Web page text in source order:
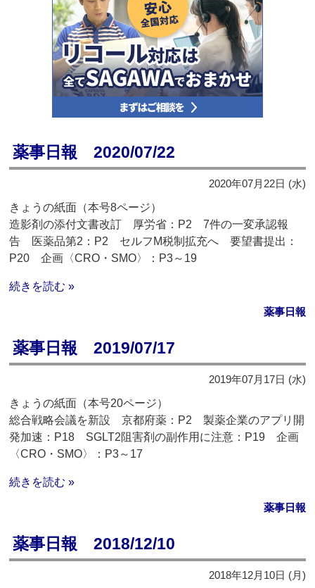
薬事日報 2020/07/22
2020年07月22日 (水)
きょうの紙面（本号8ページ）
造影剤の添付文書改訂 厚労省：P2 7件の一変承認報
告 医薬品第2：P2 セルフM税制拡充へ 要望書提出：
P20 企画〈CRO・SMO〉：P3～19
続きを読む »
薬事日報
薬事日報 2019/07/17
2019年07月17日 (水)
きょうの紙面（本号20ページ）
総合戦略会議を新設 京都府薬：P2 製薬企業のアプリ開
発加速：P18 SGLT2阻害剤の副作用に注意：P19 企画
〈CRO・SMO〉：P3～17
続きを読む »
薬事日報
薬事日報 2018/12/10
2018年12月10日 (月)